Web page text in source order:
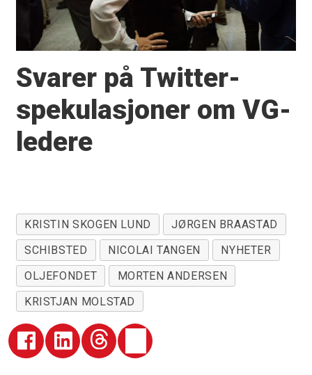
Svarer på Twitter-
spekulasjoner om VG-
ledere
KRISTIN SKOGEN LUND
JØRGEN BRAASTAD
SCHIBSTED
NICOLAI TANGEN
NYHETER
OLJEFONDET
MORTEN ANDERSEN
KRISTJAN MOLSTAD